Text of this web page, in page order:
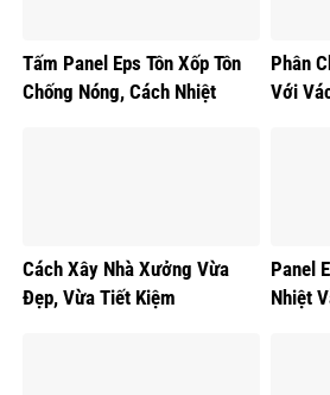
Tấm Panel Eps Tôn Xốp Tôn
Chống Nóng, Cách Nhiệt
Phân
Với
Cách Xây Nhà Xưởng Vừa
Đẹp, Vừa Tiết Kiệm
Panel
Nhiệt